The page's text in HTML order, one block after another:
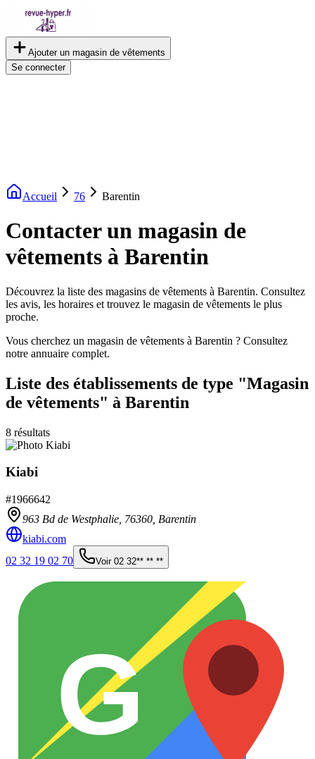
Ajouter un magasin de vêtements
Se connecter
Accueil 76 Barentin
Contacter un magasin de
vêtements à Barentin
Découvrez la liste des magasins de vêtements à Barentin. Consultez
les avis, les horaires et trouvez le magasin de vêtements le plus
proche.
Vous cherchez un magasin de vêtements à Barentin ? Consultez
notre annuaire complet.
Liste des établissements de type "Magasin
de vêtements" à Barentin
8 résultats
Kiabi
#1966642
963 Bd de Westphalie, 76360 Barentin
kiabi.com
02 32 19 02 70
Voir 02 32** ** **
G